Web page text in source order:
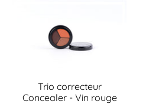
Trio correcteur
Concealer - Vin rouge